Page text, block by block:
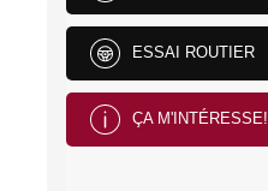
ESSAI ROUTIER
ÇA M'INTÉRESSE!